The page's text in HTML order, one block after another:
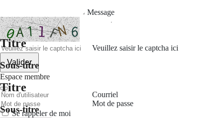
Titre
Sous-titre
Titre
Sous-titre
Message
Veuillez saisir le captcha ici
Valider
Espace membre
Courriel
Mot de passe
Se rappeler de moi